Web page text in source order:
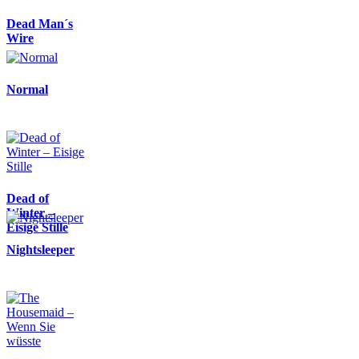
Dead Man´s
Wire
Normal
Dead of
Winter –
Eisige Stille
Nightsleeper